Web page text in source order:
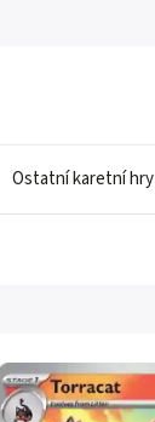
Ostatní karetní hry